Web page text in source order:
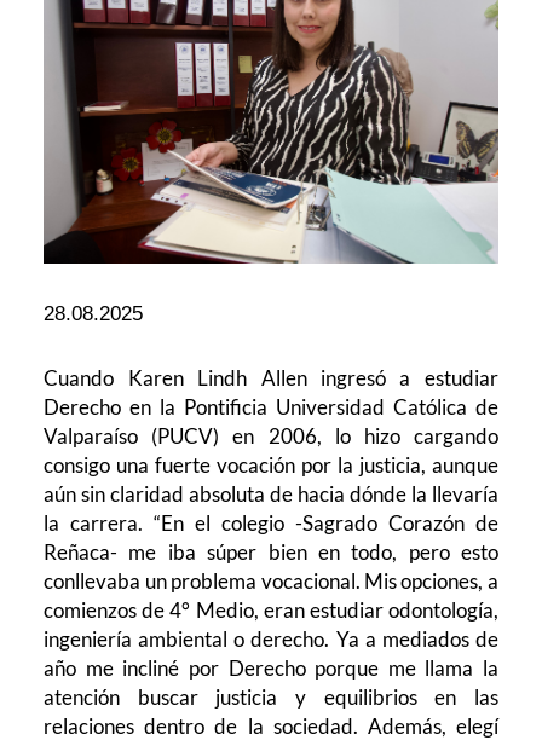
28.08.2025
Cuando Karen Lindh Allen ingresó a estudiar
Derecho en la Pontificia Universidad Católica de
Valparaíso (PUCV) en 2006, lo hizo cargando
consigo una fuerte vocación por la justicia, aunque
aún sin claridad absoluta de hacia dónde la llevaría
la carrera. “En el colegio -Sagrado Corazón de
Reñaca- me iba súper bien en todo, pero esto
conllevaba un problema vocacional. Mis opciones, a
comienzos de 4° Medio, eran estudiar odontología,
ingeniería ambiental o derecho. Ya a mediados de
año me incliné por Derecho porque me llama la
atención buscar justicia y equilibrios en las
relaciones dentro de la sociedad. Además, elegí